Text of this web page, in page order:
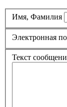
Имя, Фамилия
Электронная
Текст